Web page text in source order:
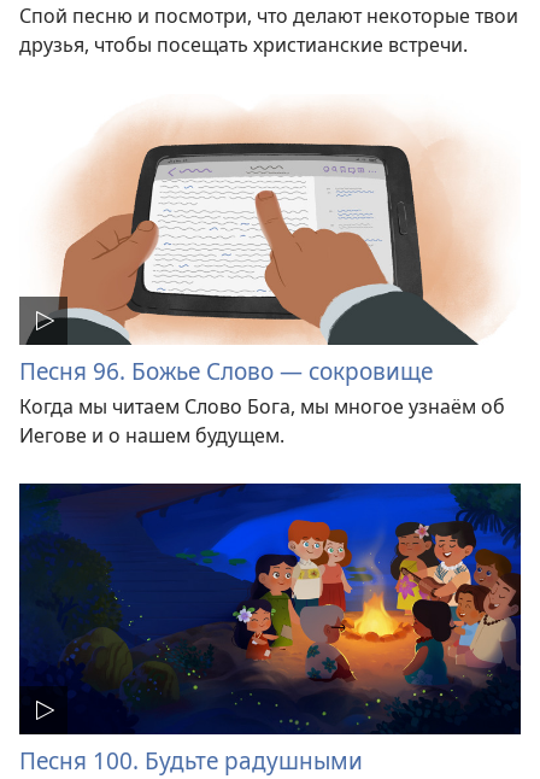
Спой песню и посмотри, что делают некоторые твои
друзья, чтобы посещать христианские встречи.
Песня 96. Божье Слово — сокровище
Когда мы читаем Слово Бога, мы многое узнаём об
Иегове и о нашем будущем.
Песня 100. Будьте радушными